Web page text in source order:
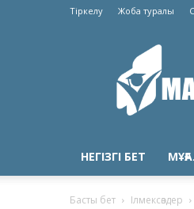
Тіркелу Жоба туралы
Martebe.kz
білім
сайты
НЕГІЗГІ БЕТ
Басты бет Ілмексөздер